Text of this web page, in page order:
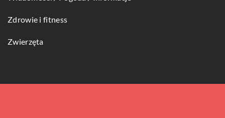
Zdrowie i fitness
Zwierzęta